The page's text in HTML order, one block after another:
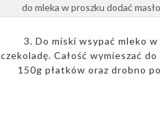
do mleka w proszku dodać
3. Do miski wsypać mleko
czekoladę. Całość wymieszać
150g płatków oraz drobno